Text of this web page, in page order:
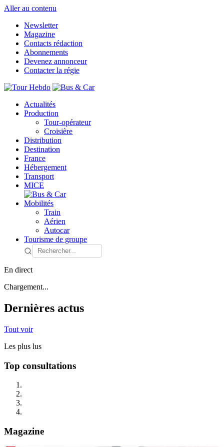
Aller au contenu
Newsletter
Magazine
Contacts rédaction
Abonnements
Devenez annonceur
Contacter la régie
Actualités
Production
Tour-opérateur
Croisière
Distribution
Destination
France
Hébergement
Transport
MICE
Mobilités
Train
Aérien
Autocar
Tourisme de groupe
En direct
Chargement...
Dernières actus
Tout voir
Les plus lus
Top consultations
Magazine